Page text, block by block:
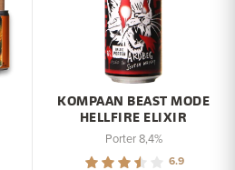
KOMPAAN BEAST MODE
HELLFIRE ELIXIR
Porter 8,4%
6.9